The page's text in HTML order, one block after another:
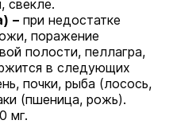
свекле.
– при недостатке
поражение
полости, пеллагра,
в следующих
почки, рыба (лосось,
(пшеница, рожь).
мг.